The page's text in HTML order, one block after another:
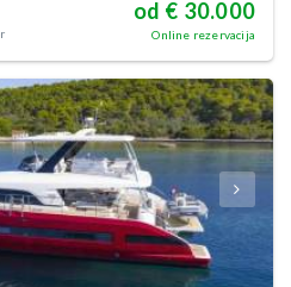
od € 30.000
Online rezervacija